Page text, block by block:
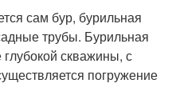
сам бур, бурильная
трубы. Бурильная
скважины, с
погружение